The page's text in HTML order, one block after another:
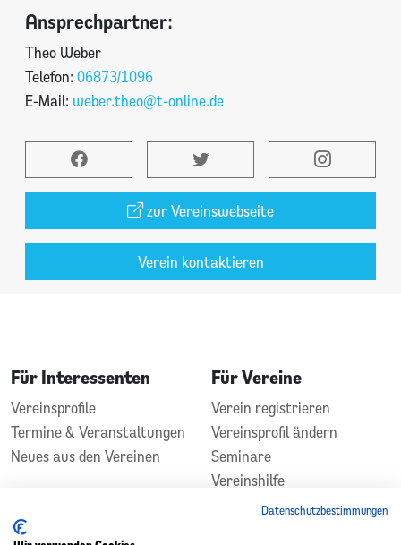
Ansprechpartner:
Theo Weber
Telefon: 06873/1096
E-Mail: weber.theo@t-online.de
zur Vereinswebseite
Verein kontaktieren
Für Interessenten
Vereinsprofile
Termine & Veranstaltungen
Neues aus den Vereinen
Für Vereine
Verein registrieren
Vereinsprofil ändern
Seminare
Vereinshilfe
KontaktDatenschutzbestimmungen